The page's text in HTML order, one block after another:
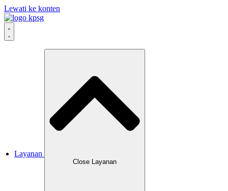
Lewati ke konten
Layanan
Close Layanan